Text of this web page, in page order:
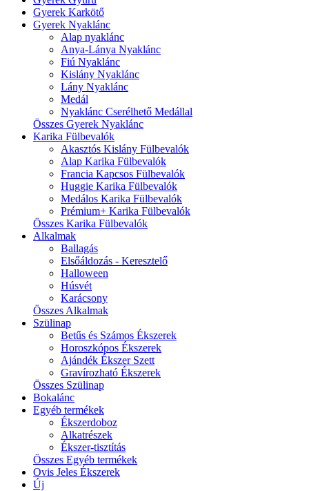
Gyerek Karkötő
Gyerek Nyaklánc
Alap nyaklánc
Anya-Lánya Nyaklánc
Fiú Nyaklánc
Kislány Nyaklánc
Lány Nyaklánc
Medál
Nyaklánc Cserélhető Medállal
Összes Gyerek Nyaklánc
Karika Fülbevalók
Akasztós Kislány Fülbevalók
Alap Karika Fülbevalók
Francia Kapcsos Fülbevalók
Huggie Karika Fülbevalók
Medálos Karika Fülbevalók
Prémium+ Karika Fülbevalók
Összes Karika Fülbevalók
Alkalmak
Ballagás
Elsőáldozás - Keresztelő
Halloween
Húsvét
Karácsony
Összes Alkalmak
Szülinap
Betűs és Számos Ékszerek
Horoszkópos Ékszerek
Ajándék Ékszer Szett
Gravírozható Ékszerek
Összes Szülinap
Bokalánc
Egyéb termékek
Ékszerdoboz
Alkatrészek
Ékszer-tisztítás
Összes Egyéb termékek
Ovis Jeles Ékszerek
Új